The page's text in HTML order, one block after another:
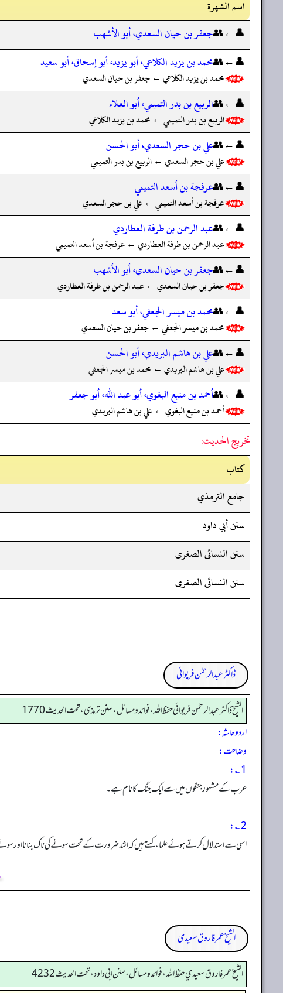
اسم الشهرة
👤←👥جعفر بن حيان السعدي، أبو الأشهب
👤←👥محمد بن يزيد الكلاعي، أبو يزيد، أبو إسحاق، أبو سعيد
محمد بن يزيد الكلاعي ← جعفر بن حيان السعدي
👤←👥الربيع بن بدر التميمي، أبو العلاء
الربيع بن بدر التميمي ← محمد بن يزيد الكلاعي
👤←👥علي بن حجر السعدي، أبو الحسن
علي بن حجر السعدي ← الربيع بن بدر التميمي
👤←👥عرفجة بن أسعد التميمي
عرفجة بن أسعد التميمي ← علي بن حجر السعدي
👤←👥عبد الرحمن بن طرفة العطاردي
عبد الرحمن بن طرفة العطاردي ← عرفجة بن أسعد التميمي
👤←👥جعفر بن حيان السعدي، أبو الأشهب
جعفر بن حيان السعدي ← عبد الرحمن بن طرفة العطاردي
👤←👥محمد بن ميسر الجعفي، أبو سعد
محمد بن ميسر الجعفي ← جعفر بن حيان السعدي
👤←👥علي بن هاشم البريدي، أبو الحسن
علي بن هاشم البريدي ← محمد بن ميسر الجعفي
👤←👥أحمد بن منيع البغوي، أبو عبد الله، أبو جعفر
أحمد بن منيع البغوي ← علي بن هاشم البريدي
تخريج الحديث:
کتاب
جامع الترمذي
سنن أبي داود
سنن النسائى الصغرى
سنن النسائى الصغرى
ڈاکٹر عبدالرحمٰن فریوائی
الشیخ ڈاکٹر عبد الرحمٰن فریوائی حفظ اللہ، فوائد و مسائل، سنن ترمذی، تحت الحديث 1770
اردو حاشہ:
وضاحت:
1؎:
عرب کے مشہور جنگوں میں سے ایک جنگ کا نام ہے۔
2؎:
اسی سے استدلال کرتے ہوئے علماء کہتے ہیں کہ اشد ضرورت کے تحت سونے کی ناک بنانا اور
الشیخ عمر فاروق سعیدی
الشيخ عمر فاروق سعيدي حفظ الله، فوائد و مسائل، سنن ابي داود ، تحت الحديث 4232